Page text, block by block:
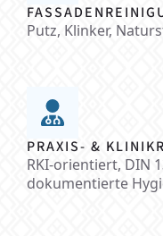
Putz, Klinker,
PRAXIS- &
RKI-orientiert, DIN
dokumentierte